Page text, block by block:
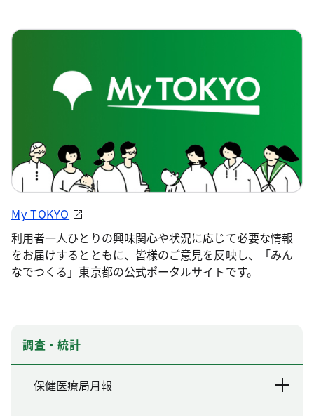
My TOKYO
利用者一人ひとりの興味関心や状況に応じて必要な情報
をお届けするとともに、皆様のご意見を反映し、「みん
なでつくる」東京都の公式ポータルサイトです。
調査・統計
保健医療局月報